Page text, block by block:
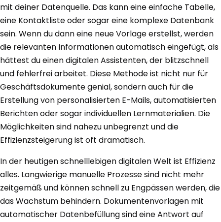
mit deiner Datenquelle. Das kann eine einfache Tabelle,
eine Kontaktliste oder sogar eine komplexe Datenbank
sein. Wenn du dann eine neue Vorlage erstellst, werden
die relevanten Informationen automatisch eingefügt, als
hättest du einen digitalen Assistenten, der blitzschnell
und fehlerfrei arbeitet. Diese Methode ist nicht nur für
Geschäftsdokumente genial, sondern auch für die
Erstellung von personalisierten E-Mails, automatisierten
Berichten oder sogar individuellen Lernmaterialien. Die
Möglichkeiten sind nahezu unbegrenzt und die
Effizienzsteigerung ist oft dramatisch.
In der heutigen schnelllebigen digitalen Welt ist Effizienz
alles. Langwierige manuelle Prozesse sind nicht mehr
zeitgemäß und können schnell zu Engpässen werden, die
das Wachstum behindern. Dokumentenvorlagen mit
automatischer Datenbefüllung sind eine Antwort auf